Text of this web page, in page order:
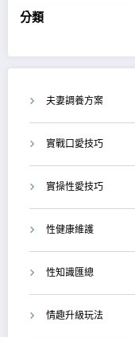
分類
夫妻調養方案
實戰口愛技巧
實操性愛技巧
性健康維護
性知識匯總
情趣升級玩法